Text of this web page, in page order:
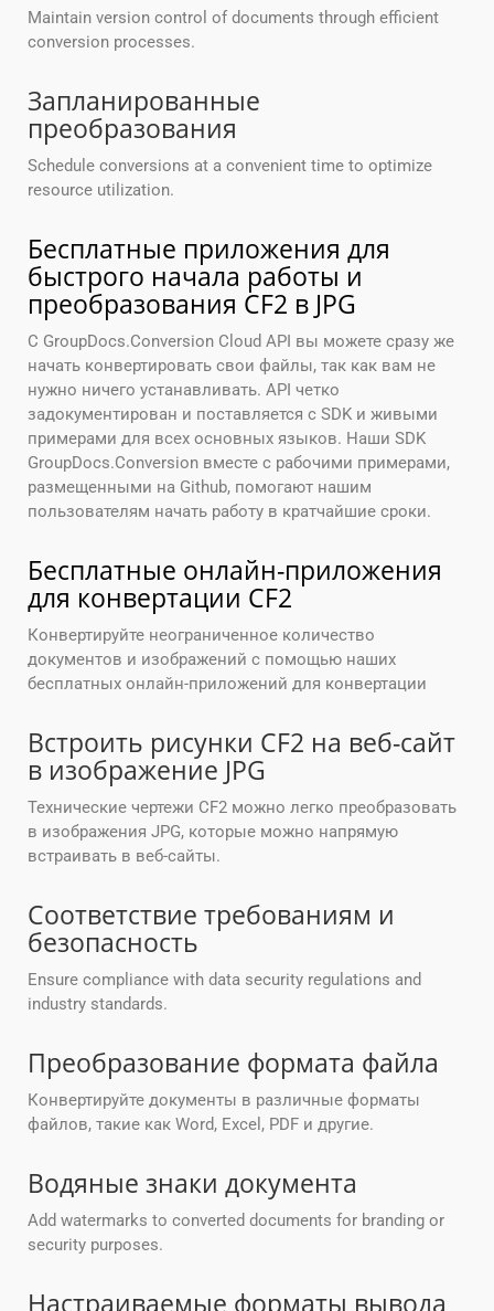
Maintain version control of documents through efficient
conversion processes.
Запланированные
преобразования
Schedule conversions at a convenient time to optimize
resource utilization.
Бесплатные приложения для
быстрого начала работы и
преобразования CF2 в JPG
С GroupDocs.Conversion Cloud API вы можете сразу же
начать конвертировать свои файлы, так как вам не
нужно ничего устанавливать. API четко
задокументирован и поставляется с SDK и живыми
примерами для всех основных языков. Наши SDK
GroupDocs.Conversion вместе с рабочими примерами,
размещенными на Github, помогают нашим
пользователям начать работу в кратчайшие сроки.
Бесплатные онлайн-приложения
для конвертации CF2
Конвертируйте неограниченное количество
документов и изображений с помощью наших
бесплатных онлайн-приложений для конвертации
Встроить рисунки CF2 на веб-сайт
в изображение JPG
Технические чертежи CF2 можно легко преобразовать
в изображения JPG, которые можно напрямую
встраивать в веб-сайты.
Соответствие требованиям и
безопасность
Ensure compliance with data security regulations and
industry standards.
Преобразование формата файла
Конвертируйте документы в различные форматы
файлов, такие как Word, Excel, PDF и другие.
Водяные знаки документа
Add watermarks to converted documents for branding or
security purposes.
Настраиваемые форматы вывода